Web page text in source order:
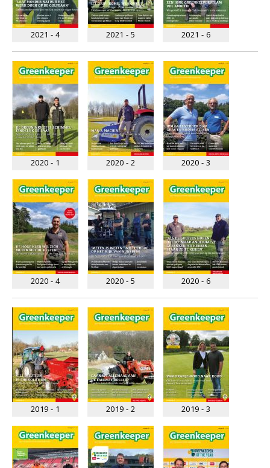
2021 - 4 2021 - 5 2021 - 6
2020 - 1 2020 - 2 2020 - 3
2020 - 4 2020 - 5 2020 - 6
2019 - 1 2019 - 2 2019 - 3